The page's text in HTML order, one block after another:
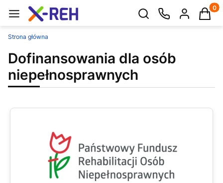
Otwórz wyszukiwarkę
Strona główna
Dofinansowania dla osób
niepełnosprawnych